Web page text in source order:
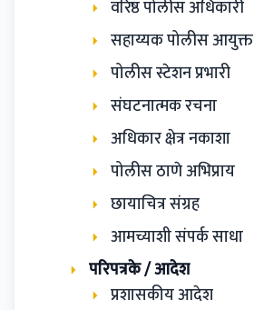
वरिष्ठ पोलीस अधिकारी
सहाय्यक पोलीस आयुक्त
पोलीस स्टेशन प्रभारी
संघटनात्मक रचना
अधिकार क्षेत्र नकाशा
पोलीस ठाणे अभिप्राय
छायाचित्र संग्रह
आमच्याशी संपर्क साधा
परिपत्रके / आदेश
प्रशासकीय आदेश